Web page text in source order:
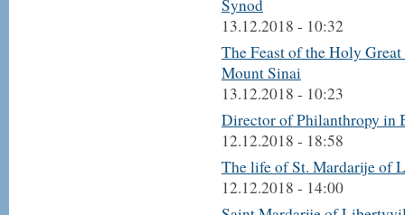
Synod
13.12.2018 - 10:32
The Feast of the Holy
Mount Sinai
13.12.2018 - 10:23
Director of Philanthropy in
12.12.2018 - 18:58
The life of St. Mardarije of
12.12.2018 - 14:00